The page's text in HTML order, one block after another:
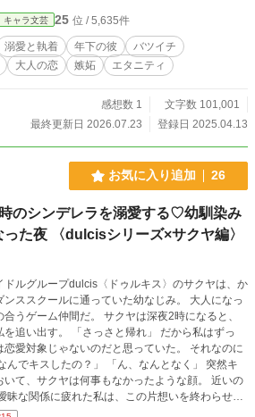
んと結婚する」 幼い頃の約束を果たすた
は人気も、地位も、誰もが羨む人生も手に入れ
だひとり。 「離れられない身体にしてあ
まるほど執着する。 誰にも知られてはいけ
ツイチ女性。 極上の溺愛シークレットラブストー
キャラ文芸 25 位 / 5,635件
溺愛と執着 年下の彼
バツイチ
大人の恋 嫉妬 エタニティ
感想数 1
文字数 101,001
最終更新日 2026.07.23
登録日 2025.04.13
お気に入り追加 26
のシンデレラを溺愛する♡幼馴染み
た夜 〈dulcisシリーズ×サクヤ編〉
ドルグループdulcis〈ドゥルキス〉のサクヤは、か
スクールに通っていた幼なじみ。 大人になっ
仲間だ。 サクヤは深夜2時になると、
さっさと帰れ」 だから私はずっ
愛対象じゃないのだと思っていた。 それなのに
て、サクヤは何事もなかったような顔。 近いの
昧な関係に疲れた私は、この片想いを終わらせよ
のは、オンライ